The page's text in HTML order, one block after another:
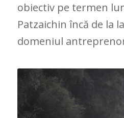
obiectiv pe termen
Patzaichin încă de la
domeniul